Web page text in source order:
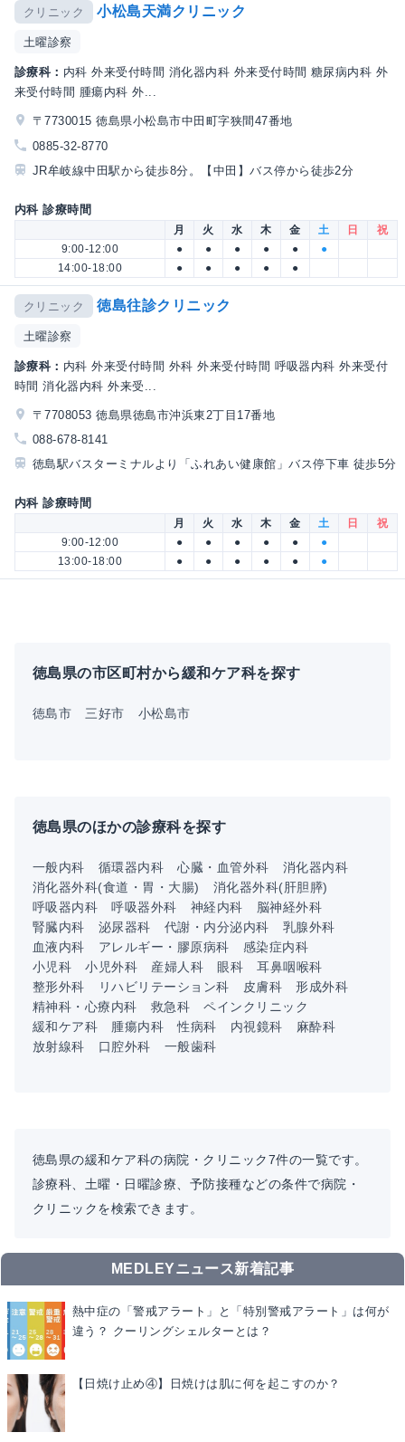
クリニック 小松島天満クリニック
土曜診察
診療科： 内科 外来受付時間 消化器内科 外来受付時間 糖尿病内科 外
来受付時間 腫瘍内科 外...
〒7730015 徳島県小松島市中田町字狭間47番地
0885-32-8770
JR牟岐線中田駅から徒歩8分。【中田】バス停から徒歩2分
内科 診療時間
月 火 水 木 金 土 日
祝
9:00-12:00
● ● ● ● ●
●
14:00-18:00
● ● ● ● ●
クリニック 徳島往診クリニック
土曜診察
診療科： 内科 外来受付時間 外科 外来受付時間 呼吸器内科 外来受付
時間 消化器内科 外来受...
〒7708053 徳島県徳島市沖浜東2丁目17番地
088-678-8141
徳島駅バスターミナルより「ふれあい健康館」バス停下車 徒歩5分
内科 診療時間
月 火 水 木 金 土 日
祝
9:00-12:00
● ● ● ● ●
●
13:00-18:00
● ● ● ● ● ●
徳島県の市区町村から緩和ケア科を探す
徳島市 三好市 小松島市
徳島県のほかの診療科を探す
一般内科 循環器内科 心臓・血管外科
消化器内科
消化器外科(食道・胃・大腸)
消化器外科(肝胆膵)
呼吸器内科
呼吸器外科 神経内科
脳神経外科
腎臓内科
泌尿器科 代謝・内分泌内科
乳腺外科
血液内科
アレルギー・膠原病科
感染症内科
小児科
小児外科 産婦人科 眼科
耳鼻咽喉科
整形外科
リハビリテーション科 皮膚科
形成外科
精神科・心療内科
救急科
ペインクリニック
緩和ケア科
腫瘍内科 性病科 内視鏡科
麻酔科
放射線科
口腔外科 一般歯科
徳島県の緩和ケア科の病院・クリニック7件の一覧です。
診療科、土曜・日曜診療、予防接種などの条件で病院・
クリニックを検索できます。
MEDLEYニュース新着記事
熱中症の「警戒アラート」と「特別警戒アラート」は何が
違う？ クーリングシェルターとは？
【日焼け止め④】日焼けは肌に何を起こすのか？